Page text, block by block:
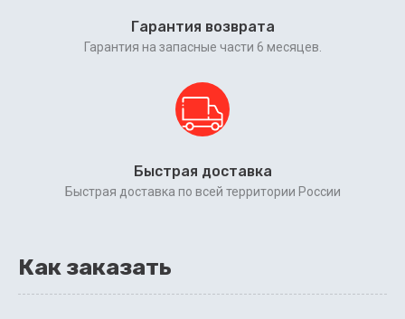
Гарантия возврата
Гарантия на запасные части 6 месяцев.
Быстрая доставка
Быстрая доставка по всей территории России
Как заказать